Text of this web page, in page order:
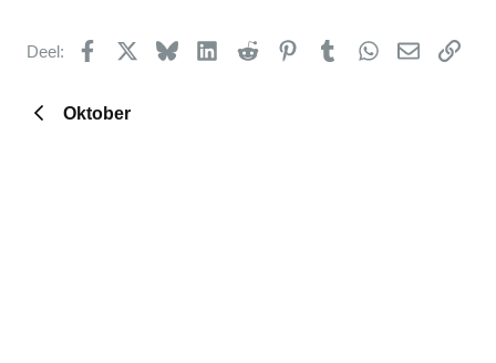
Deel: Facebook BlueskyLinkedInReddit PinterestTumblrWhatsApp
E-mail
Oktober